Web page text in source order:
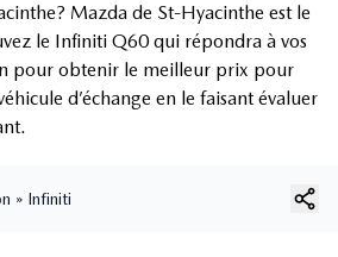
Mazda de St-Hyacinthe est le
le Infiniti Q60 qui répondra à vos
pour obtenir le meilleur prix pour
d’échange en le faisant évaluer
» Infiniti